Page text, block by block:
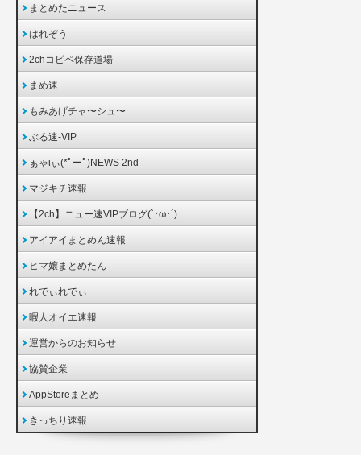
まとめたニュース
はれぞう
2chコピペ保存道場
まめ速
もみあげチャ〜シュ〜
ぶる速-VIP
ぁゃιぃ(*ﾟーﾟ)NEWS 2nd
マジキチ速報
【2ch】ニュー速VIPブログ(`･ω･´)
アイアイまとめん速報
ヒマ嬢まとめたん
れでぃれでぃ
暇人オイエ速報
運営からのお知らせ
協賛企業
AppStoreまとめ
きっちり速報